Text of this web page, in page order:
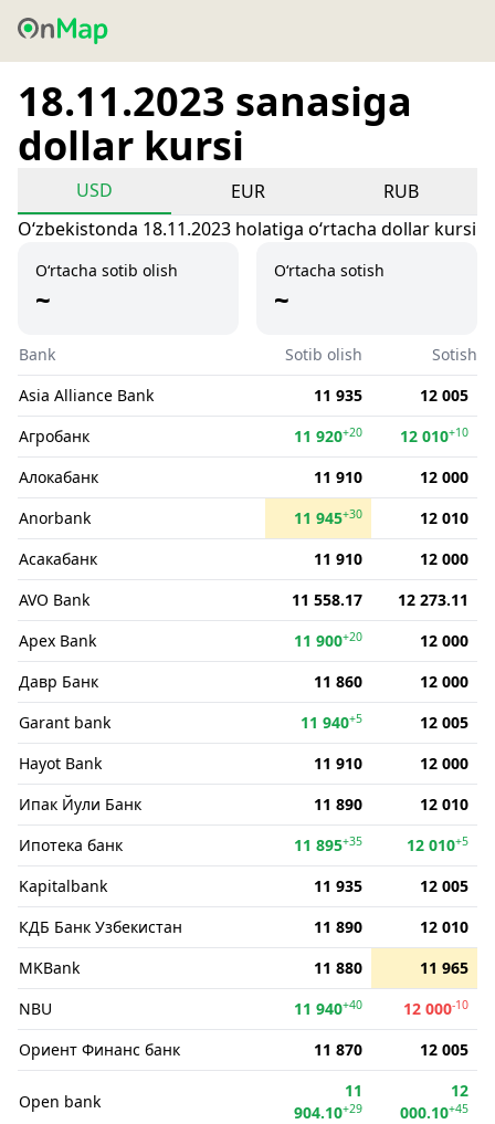
18.11.2023 sanasiga
dollar kursi
USD EUR
RUB
Oʻzbekistonda 18.11.2023 holatiga oʻrtacha dollar kursi
O‘rtacha sotib olish
~
O‘rtacha sotish
~
Bank Sotib olish
Sotish
Asia Alliance Bank
11 935
12 005
Агробанк
11 920+20 12 010+10
Алокабанк 11 910
12 000
Anorbank
11 945+30
12 010
Асакабанк
11 910
12 000
AVO Bank
11 558.17
12 273.11
Apex Bank
11 900+20
12 000
Давр Банк
11 860
12 000
Garant bank
11 940+5
12 005
Hayot Bank
11 910
12 000
Ипак Йули Банк
11 890
12 010
Ипотека банк
11 895+35 12 010+5
Kapitalbank 11 935
12 005
КДБ Банк Узбекистан
11 890
12 010
MKBank
11 880
11 965
NBU
11 940+40 12 000-10
Ориент Финанс банк 11 870 12 005
Open bank
11
904.10+29
12
000.10+45